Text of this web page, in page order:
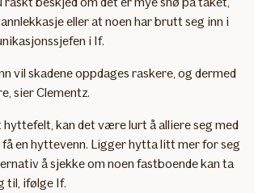
eller at noen har brutt seg inn i
i If.
vil skadene oppdages raskere, og dermed
sier Clementz.
hyttefelt, kan det være lurt å alliere seg med
en hyttevenn. Ligger hytta litt mer for seg
å sjekke om noen fastboende kan ta
til, ifølge If.